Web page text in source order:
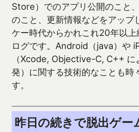
Store）でのアプリ公開のこと
のこと、更新情報などをアップ
ケー時代からかれこれ20年以
ログです。Android（java）や
（Xcode, Objective-C, C++ に
発）に関する技術的なことも時
す。
昨日の続きで脱出ゲー